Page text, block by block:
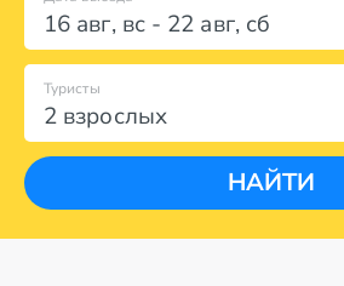
16 авг, вс- 22 авг, сб
2 взрослых
Туристы
НАЙТИ